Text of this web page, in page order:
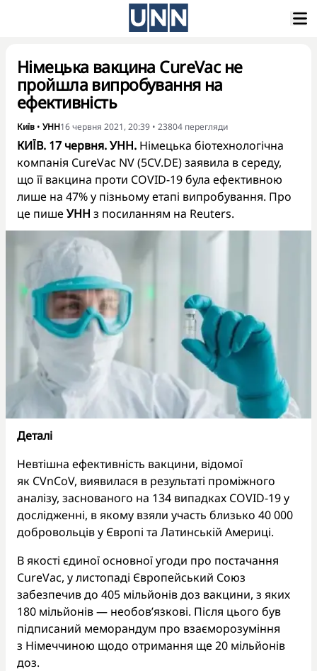
Німецька вакцина CureVac не
пройшла випробування на
ефективність
Київ • УНН16 червня 2021, 20:39 • 23804 перегляди
КИЇВ. 17 червня. УНН. Німецька біотехнологічна
компанія CureVac NV (5CV.DE) заявила в середу,
що її вакцина проти COVID-19 була ефективною
лише на 47% у пізньому етапі випробування. Про
це пише УНН з посиланням на Reuters.
Деталі
Невтішна ефективність вакцини, відомої
як CVnCoV, виявилася в результаті проміжного
аналізу, заснованого на 134 випадках COVID-19 у
дослідженні, в якому взяли участь близько 40 000
добровольців у Європі та Латинській Америці.
В якості єдиної основної угоди про постачання
CureVac, у листопаді Європейський Союз
забезпечив до 405 мільйонів доз вакцини, з яких
180 мільйонів — необов’язкові. Після цього був
підписаний меморандум про взаєморозуміння
з Німеччиною щодо отримання ще 20 мільйонів
доз.